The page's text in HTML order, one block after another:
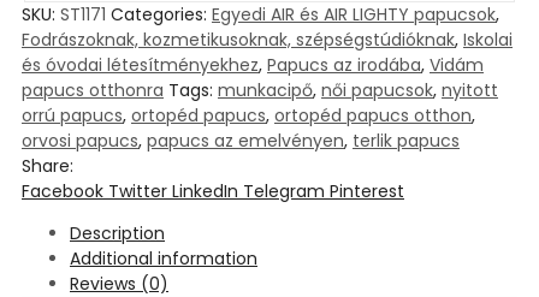
SKU: ST1171 Categories: Egyedi AIR és AIR LIGHTY papucsok,
Fodrászoknak, kozmetikusoknak, szépségstúdióknak, Iskolai
és óvodai létesítményekhez, Papucs az irodába, Vidám
papucs otthonra Tags: munkacipő, női papucsok, nyitott
orrú papucs, ortopéd papucs, ortopéd papucs otthon,
orvosi papucs, papucs az emelvényen, terlik papucs
Share:
Facebook Twitter LinkedIn Telegram Pinterest
Description
Additional information
Reviews (0)